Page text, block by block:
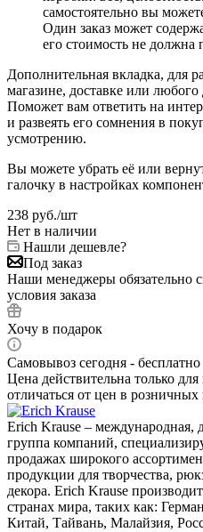
самостоятельно вы
Один заказ может
его стоимость не должна
Дополнительная вкладка, для
магазине, доставке или
Поможет вам ответить на
и развеять его сомнения в
усмотрению.
Вы можете убрать её или
галочку в настройках
238 руб./шт
Нет в наличии
Нашли дешевле?
Под заказ
Наши менеджеры обязательно
условия заказа
Хочу в подарок
Самовывоз сегодня - бесплатно
Цена действительна только
отличаться от цен в розничных
Erich Krause – международная,
группа компаний,
продажах широкого
продукции для творчества,
декора. Erich Krause
странах мира, таких как:
Китай, Тайвань, Малайзия,